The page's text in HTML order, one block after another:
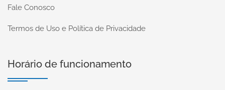
Fale Conosco
Termos de Uso e Política de Privacidade
Horário de funcionamento